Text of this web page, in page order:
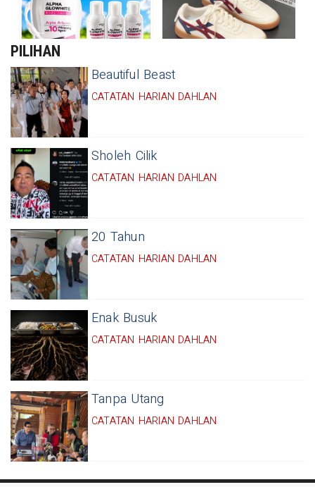
PILIHAN
Beautiful Beast
CATATAN HARIAN DAHLAN
Sholeh Cilik
CATATAN HARIAN DAHLAN
20 Tahun
CATATAN HARIAN DAHLAN
Enak Busuk
CATATAN HARIAN DAHLAN
Tanpa Utang
CATATAN HARIAN DAHLAN